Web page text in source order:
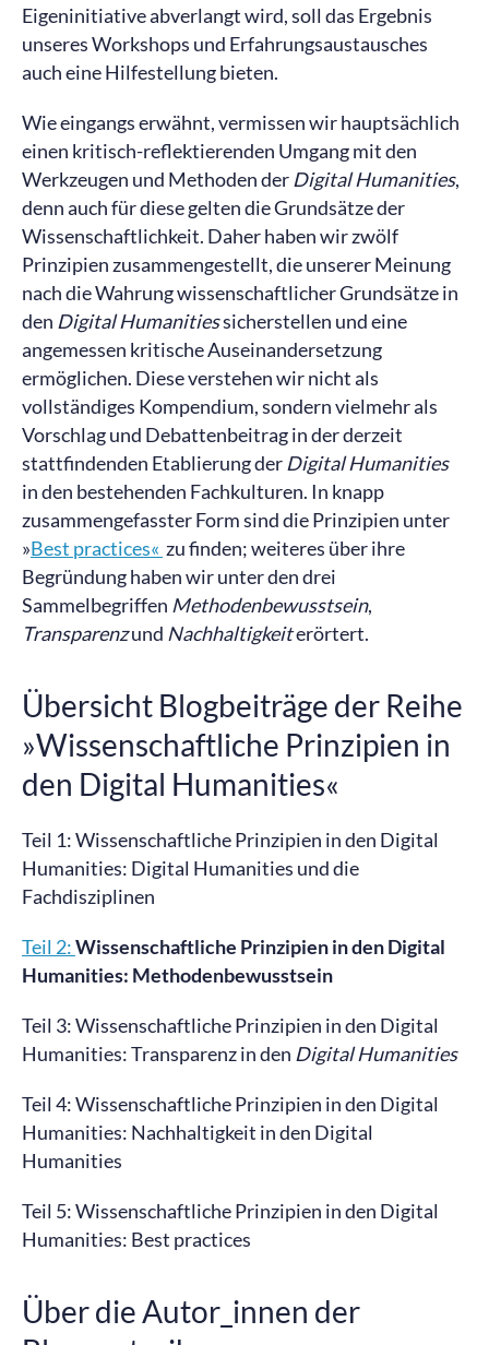
Eigeninitiative abverlangt wird, soll das Ergebnis
unseres Workshops und Erfahrungsaustausches
auch eine Hilfestellung bieten.
Wie eingangs erwähnt, vermissen wir hauptsächlich
einen kritisch-reflektierenden Umgang mit den
Werkzeugen und Methoden der Digital Humanities,
denn auch für diese gelten die Grundsätze der
Wissenschaftlichkeit. Daher haben wir zwölf
Prinzipien zusammengestellt, die unserer Meinung
nach die Wahrung wissenschaftlicher Grundsätze in
den Digital Humanitiessicherstellen und eine
angemessen kritische Auseinandersetzung
ermöglichen. Diese verstehen wir nicht als
vollständiges Kompendium, sondern vielmehr als
Vorschlag und Debattenbeitrag in der derzeit
stattfindenden Etablierung der Digital Humanities
in den bestehenden Fachkulturen. In knapp
zusammengefasster Form sind die Prinzipien unter
»Best practices« zu finden; weiteres über ihre
Begründung haben wir unter den drei
Sammelbegriffen Methodenbewusstsein,
Transparenzund Nachhaltigkeiterörtert.
Übersicht Blogbeiträge der Reihe
»Wissenschaftliche Prinzipien in
den Digital Humanities«
Teil 1: Wissenschaftliche Prinzipien in den Digital
Humanities: Digital Humanities und die
Fachdisziplinen
Teil 2:Wissenschaftliche Prinzipien in den Digital
Humanities: Methodenbewusstsein
Teil 3: Wissenschaftliche Prinzipien in den Digital
Humanities: Transparenz in den Digital Humanities
Teil 4: Wissenschaftliche Prinzipien in den Digital
Humanities: Nachhaltigkeit in den Digital
Humanities
Teil 5: Wissenschaftliche Prinzipien in den Digital
Humanities: Best practices
Über die Autor_innen der